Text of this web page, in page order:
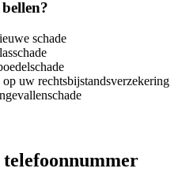
schade
uw rechtsbijstandsverzekering